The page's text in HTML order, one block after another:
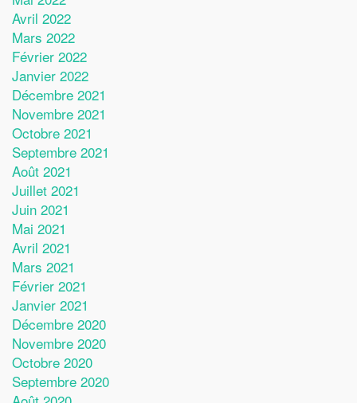
Avril 2022
Mars 2022
Février 2022
Janvier 2022
Décembre 2021
Novembre 2021
Octobre 2021
Septembre 2021
Août 2021
Juillet 2021
Juin 2021
Mai 2021
Avril 2021
Mars 2021
Février 2021
Janvier 2021
Décembre 2020
Novembre 2020
Octobre 2020
Septembre 2020